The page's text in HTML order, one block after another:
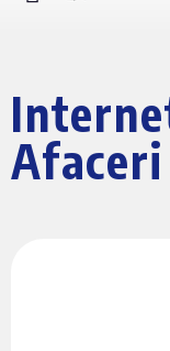
Afaceri